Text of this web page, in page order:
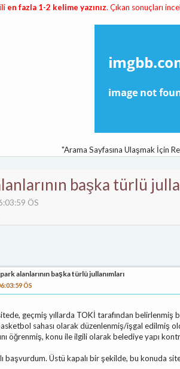
en fazla 1-2 kelime yazınız. Çıkan sonuçları
"Arama Sayfasına Ulaşmak İçin
başka türlü
ÖS
alanlarının başka türlü jullanımları
ÖS
geçmiş yıllarda TOKİ tarafından belirlenmiş
sahası olarak düzenlenmiş/işgal edilmiş
öğrenmiş, konu ile ilgili olarak belediye yapı
başvurdum. Üstü kapalı bir şekilde, bu konuda